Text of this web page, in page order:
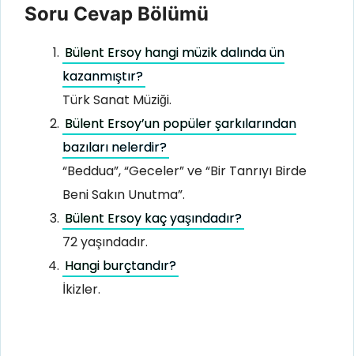
Soru Cevap Bölümü
Bülent Ersoy hangi müzik dalında ün
kazanmıştır?
Türk Sanat Müziği.
Bülent Ersoy’un popüler şarkılarından
bazıları nelerdir?
“Beddua”, “Geceler” ve “Bir Tanrıyı Birde
Beni Sakın Unutma”.
Bülent Ersoy kaç yaşındadır?
72 yaşındadır.
Hangi burçtandır?
İkizler.